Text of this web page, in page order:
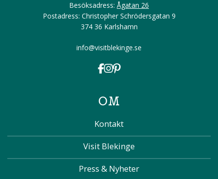
Besöksadress: Ågatan 26
Postadress: Christopher Schrödersgatan 9
374 36 Karlshamn
info@visitblekinge.se
OM
Kontakt
Visit Blekinge
Press & Nyheter